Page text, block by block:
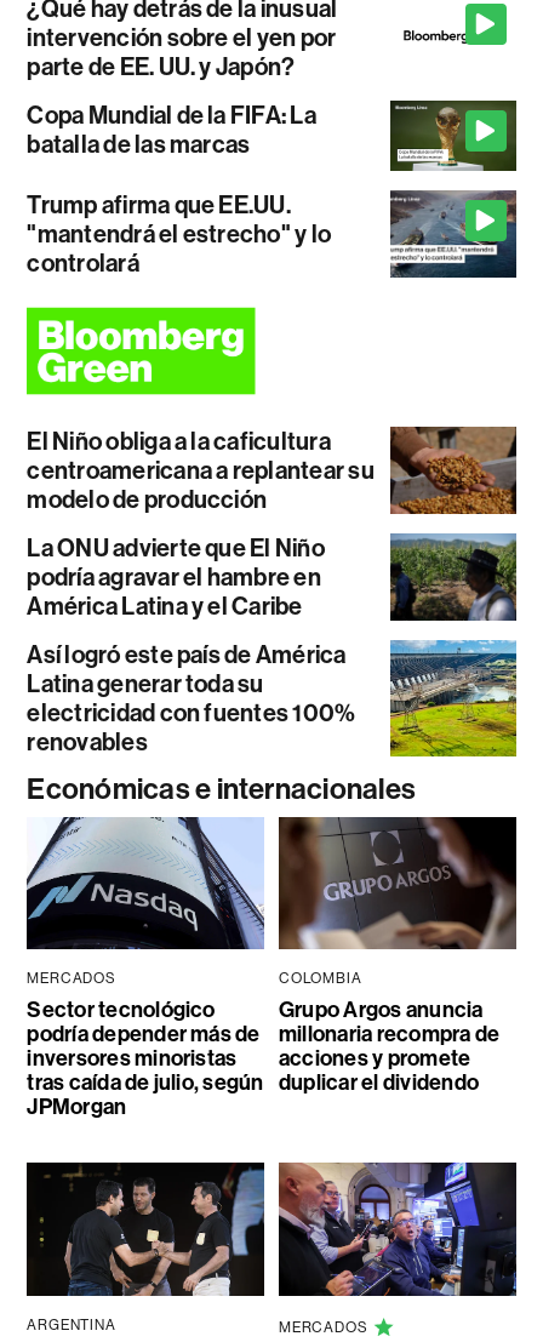
¿Qué hay detrás de la inusual
intervención sobre el yen por
parte de EE. UU. y Japón?
Copa Mundial de la FIFA: La
batalla de las marcas
Trump afirma que EE.UU.
"mantendrá el estrecho" y lo
controlará
El Niño obliga a la caficultura
centroamericana a replantear su
modelo de producción
La ONU advierte que El Niño
podría agravar el hambre en
América Latina y el Caribe
Así logró este país de América
Latina generar toda su
electricidad con fuentes 100%
renovables
Económicas e internacionales
MERCADOS
Sector tecnológico
podría depender más de
inversores minoristas
tras caída de julio, según
JPMorgan
COLOMBIA
Grupo Argos anuncia
millonaria recompra de
acciones y promete
duplicar el dividendo
ARGENTINA MERCADOS